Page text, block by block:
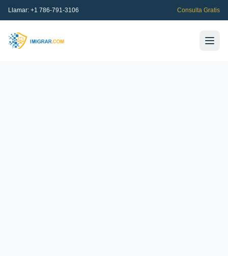
Llamar: +1 786-791-3106 Consulta Gratis